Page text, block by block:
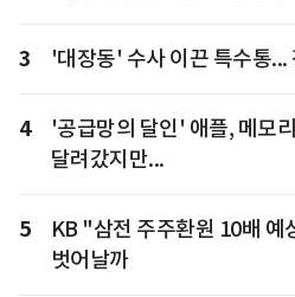
3 '대장동' 수사 이끈 특수통...
4
'공급망의 달인' 애플, 메모
달려갔지만...
5
KB "삼전 주주환원 10배
벗어날까